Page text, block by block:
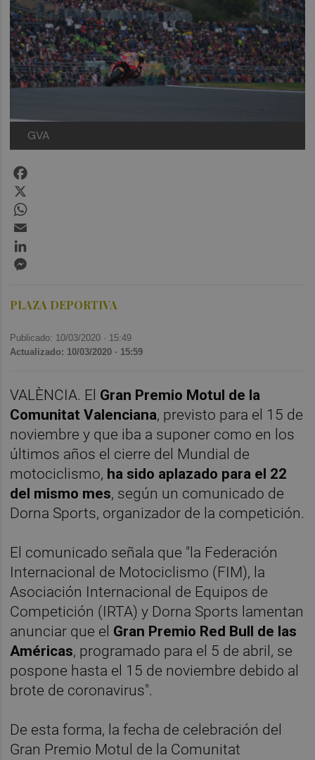
GVA
PLAZA DEPORTIVA
Publicado: 10/03/2020 · 15:49
Actualizado: 10/03/2020 · 15:59
VALÈNCIA. El Gran Premio Motul de la
Comunitat Valenciana, previsto para el 15 de
noviembre y que iba a suponer como en los
últimos años el cierre del Mundial de
motociclismo, ha sido aplazado para el 22
del mismo mes, según un comunicado de
Dorna Sports, organizador de la competición.
El comunicado señala que "la Federación
Internacional de Motociclismo (FIM), la
Asociación Internacional de Equipos de
Competición (IRTA) y Dorna Sports lamentan
anunciar que el Gran Premio Red Bull de las
Américas, programado para el 5 de abril, se
pospone hasta el 15 de noviembre debido al
brote de coronavirus".
De esta forma, la fecha de celebración del
Gran Premio Motul de la Comunitat